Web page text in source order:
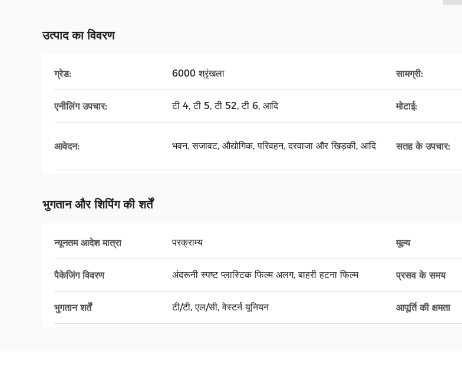
उत्पाद का विवरण
ग्रेड: 6000 श्रृंखला सामग्री:
एनीलिंग उपचार: टी 4, टी 5, टी 52, टी 6, आदि मोटाई:
आवेदन: भवन, सजावट, औद्योगिक, परिवहन, दरवाजा और खिड़की, आदि सतह के उपचार:
भुगतान और शिपिंग की शर्तें
न्यूनतम आदेश मात्रा परक्राम्य मूल्य
पैकेजिंग विवरण अंदरूनी स्पष्ट प्लास्टिक फिल्म अलग, बाहरी हटना फिल्म प्रसव के समय
भुगतान शर्तें टी/टी, एल/सी, वेस्टर्न यूनियन आपूर्ति की क्षमता